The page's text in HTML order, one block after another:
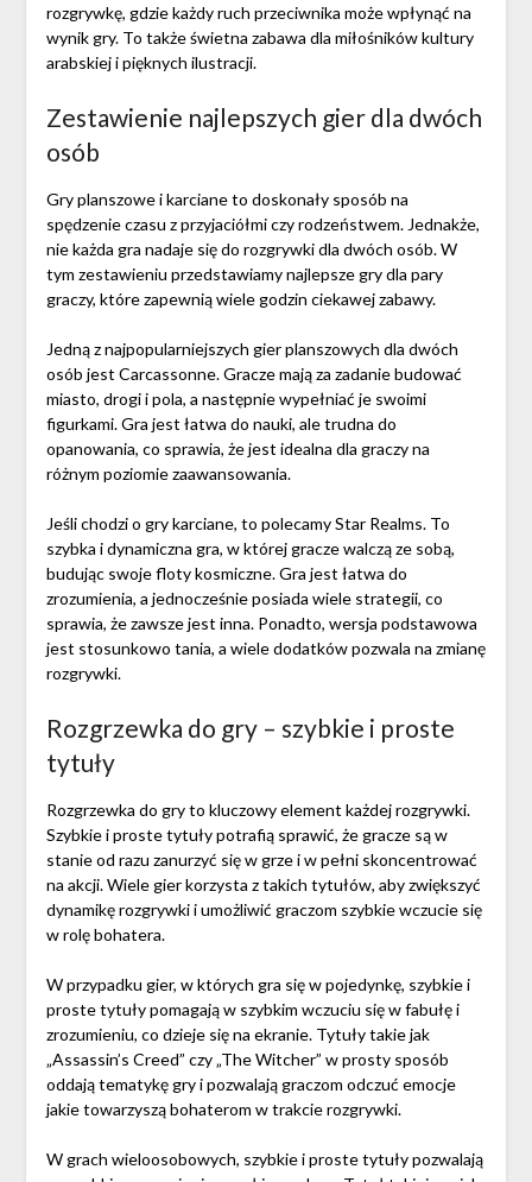
rozgrywkę, gdzie każdy ruch przeciwnika może wpłynąć na
wynik gry. To także świetna zabawa dla miłośników kultury
arabskiej i pięknych ilustracji.
Zestawienie najlepszych gier dla dwóch
osób
Gry planszowe i karciane to doskonały sposób na
spędzenie czasu z przyjaciółmi czy rodzeństwem. Jednakże,
nie każda gra nadaje się do rozgrywki dla dwóch osób. W
tym zestawieniu przedstawiamy najlepsze gry dla pary
graczy, które zapewnią wiele godzin ciekawej zabawy.
Jedną z najpopularniejszych gier planszowych dla dwóch
osób jest Carcassonne. Gracze mają za zadanie budować
miasto, drogi i pola, a następnie wypełniać je swoimi
figurkami. Gra jest łatwa do nauki, ale trudna do
opanowania, co sprawia, że jest idealna dla graczy na
różnym poziomie zaawansowania.
Jeśli chodzi o gry karciane, to polecamy Star Realms. To
szybka i dynamiczna gra, w której gracze walczą ze sobą,
budując swoje floty kosmiczne. Gra jest łatwa do
zrozumienia, a jednocześnie posiada wiele strategii, co
sprawia, że zawsze jest inna. Ponadto, wersja podstawowa
jest stosunkowo tania, a wiele dodatków pozwala na zmianę
rozgrywki.
Rozgrzewka do gry – szybkie i proste
tytuły
Rozgrzewka do gry to kluczowy element każdej rozgrywki.
Szybkie i proste tytuły potrafią sprawić, że gracze są w
stanie od razu zanurzyć się w grze i w pełni skoncentrować
na akcji. Wiele gier korzysta z takich tytułów, aby zwiększyć
dynamikę rozgrywki i umożliwić graczom szybkie wczucie się
w rolę bohatera.
W przypadku gier, w których gra się w pojedynkę, szybkie i
proste tytuły pomagają w szybkim wczuciu się w fabułę i
zrozumieniu, co dzieje się na ekranie. Tytuły takie jak
„Assassin’s Creed” czy „The Witcher” w prosty sposób
oddają tematykę gry i pozwalają graczom odczuć emocje
jakie towarzyszą bohaterom w trakcie rozgrywki.
W grach wieloosobowych, szybkie i proste tytuły pozwalają